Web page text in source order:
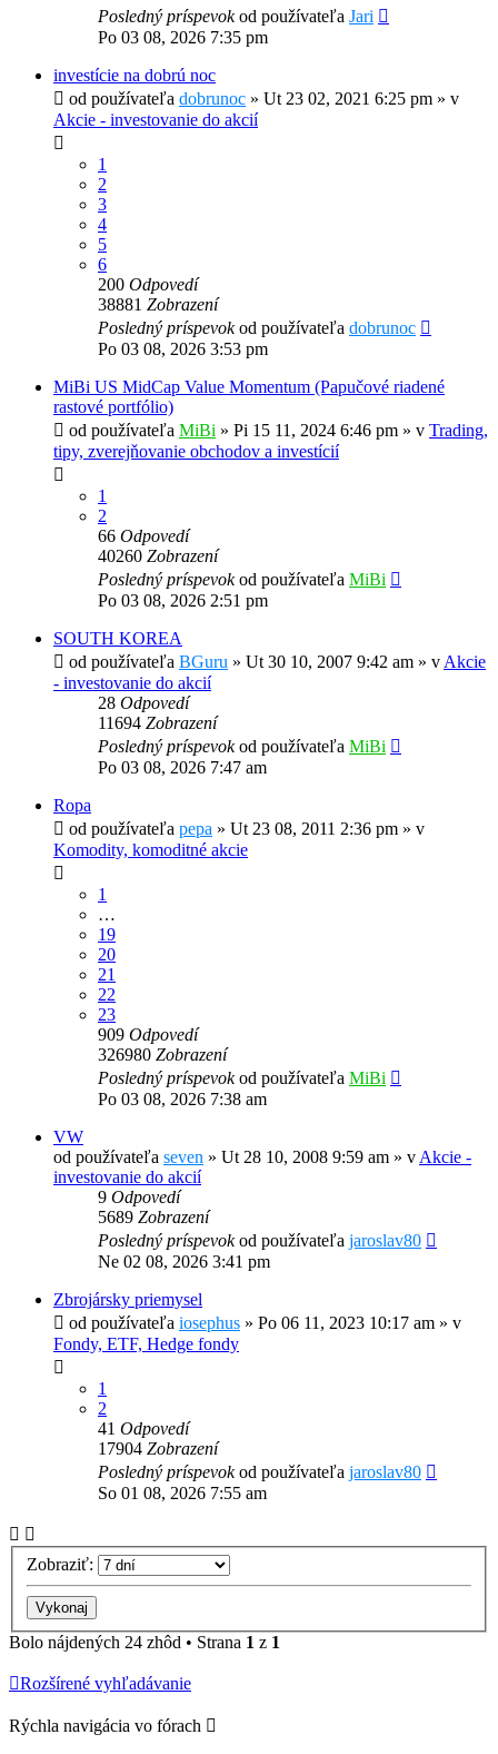
Posledný príspevokod používateľa Jari
Po 03 08, 2026 7:35 pm
investície na dobrú noc
od používateľa dobrunoc » Ut 23 02, 2021 6:25 pm » v
Akcie - investovanie do akcií
1
2
3
4
5
6
200 Odpovedí
38881 Zobrazení
Posledný príspevokod používateľa dobrunoc
Po 03 08, 2026 3:53 pm
MiBi US MidCap Value Momentum (Papučové riadené
rastové portfólio)
od používateľa MiBi » Pi 15 11, 2024 6:46 pm » v Trading,
tipy, zverejňovanie obchodov a investícií
1
2
66 Odpovedí
40260 Zobrazení
Posledný príspevokod používateľa MiBi
Po 03 08, 2026 2:51 pm
SOUTH KOREA
od používateľa BGuru » Ut 30 10, 2007 9:42 am » vAkcie
- investovanie do akcií
28 Odpovedí
11694 Zobrazení
Posledný príspevokod používateľa MiBi
Po 03 08, 2026 7:47 am
Ropa
od používateľa pepa » Ut 23 08, 2011 2:36 pm » v
Komodity, komoditné akcie
1
…
19
20
21
22
23
909 Odpovedí
326980 Zobrazení
Posledný príspevokod používateľa MiBi
Po 03 08, 2026 7:38 am
VW
od používateľa seven » Ut 28 10, 2008 9:59 am » vAkcie -
investovanie do akcií
9 Odpovedí
5689 Zobrazení
Posledný príspevokod používateľa jaroslav80
Ne 02 08, 2026 3:41 pm
Zbrojársky priemysel
od používateľa iosephus » Po 06 11, 2023 10:17 am » v
Fondy, ETF, Hedge fondy
1
2
41 Odpovedí
17904 Zobrazení
Posledný príspevokod používateľa jaroslav80
So 01 08, 2026 7:55 am
Zobraziť:
Bolo nájdených 24 zhôd • Strana 1 z 1
Rozšírené vyhľadávanie
Rýchla navigácia vo fórach